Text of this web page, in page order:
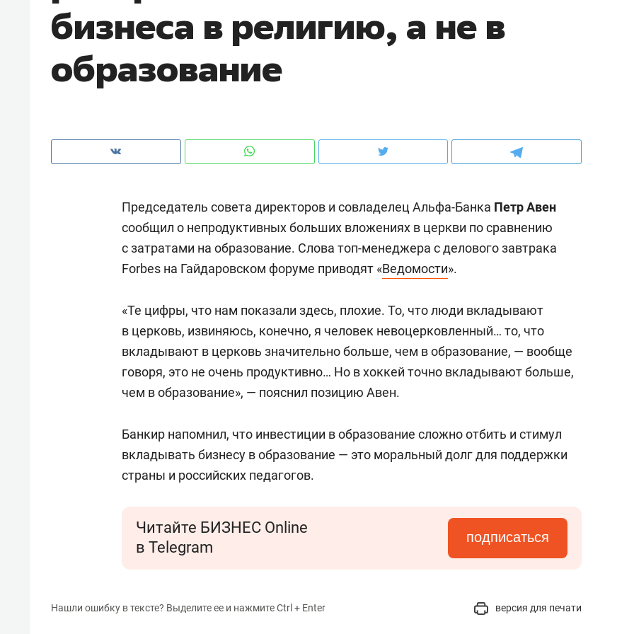
бизнеса в религию, а не в
образование
Председатель совета директоров и совладелец Альфа-Банка ПетрАвен
сообщил о непродуктивных больших вложениях в церкви по сравнению
с затратами на образование. Слова топ-менеджера с делового завтрака
Forbes на Гайдаровском форуме приводят «Ведомости».
«Те цифры, что нам показали здесь, плохие. То, что люди вкладывают
в церковь, извиняюсь, конечно, я человек невоцерковленный… то, что
вкладывают в церковь значительно больше, чем в образование, — вообще
говоря, это не очень продуктивно… Но в хоккей точно вкладывают больше,
чем в образование», — пояснил позицию Авен.
Банкир напомнил, что инвестиции в образование сложно отбить и стимул
вкладывать бизнесу в образование — это моральный долг для поддержки
страны и российских педагогов.
Читайте БИЗНЕС Online
в Telegram
подписаться
Нашли ошибку в тексте? Выделите ее и нажмите Ctrl + Enter версия для печати
чем интересен Оман?
клиентах и чудных запросах мастеров
Оставить шум за волной: как
ЖК «Заря»
Психотерапевт «Фороса»:
когда человек не считает
свою сверхнагрузку
стрессом»
Рекомендуем
с мебелью за 2
для меня это